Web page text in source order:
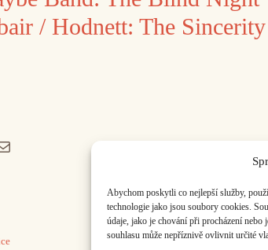
Abychom poskytli co nejlepší služby,
technologie jako jsou soubory cookies.
údaje, jako je chování při procházení
souhlasu může nepříznivě ovlivnit určité
/ Hodnett: The